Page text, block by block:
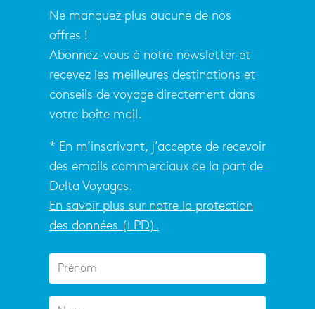
Ne manquez plus aucune de nos
offres !
Abonnez-vous à notre newsletter et
recevez les meilleures destinations et
conseils de voyage directement dans
votre boîte mail.
* En m’inscrivant, j’accepte de recevoir
des emails commerciaux de la part de
Delta Voyages.
En savoir plus sur notre la protection
des données (LPD).